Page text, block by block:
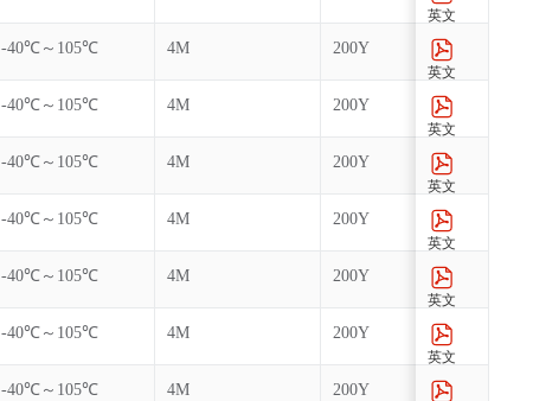
-40℃～105℃ 4M 200Y
-40℃～105℃ 4M 200Y
-40℃～105℃ 4M 200Y
-40℃～105℃ 4M 200Y
-40℃～105℃ 4M 200Y
-40℃～105℃ 4M 200Y
-40℃～105℃ 4M 200Y
英文
英文
英文
英文
英文
英文
英文